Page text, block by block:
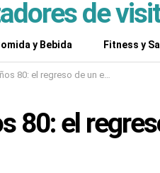
y Bebida Fitness y
el regreso de un estilo icónico
80: el